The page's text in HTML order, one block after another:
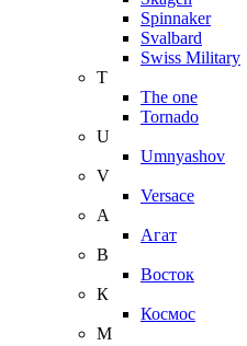
Spinnaker
Svalbard
Swiss Military
T
The one
Tornado
U
Umnyashov
V
Versace
А
Агат
В
Восток
К
Космос
М